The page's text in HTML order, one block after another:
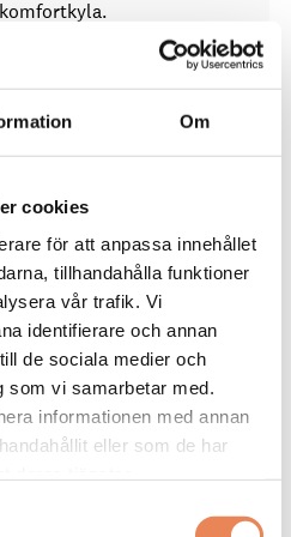
Om
cookies
för att anpassa innehållet
tillhandahålla funktioner
vår trafik. Vi
identifierare och annan
de sociala medier och
som vi samarbetar med.
informationen med annan
eller som de har
har fått en total
byggnadens
i anslutning till hotellet.
Värmlands länsfängelse
unika fängelsemuseet i
är fortsatt öppet för
KARLSTAD STRAWBERRY